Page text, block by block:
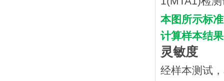
本图所示标
计算样本结果
灵敏度
经样本测试